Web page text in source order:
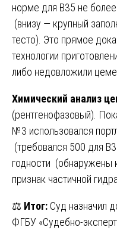
норме для В35 не
(внизу — крупный
тесто). Это прямое
технологии
либо недовложили
Химический анализ
(рентгенофазовый).
№3 использовался
(требовался 500 для
годности (обнаружены
признак частичной
⚖️ Итог: Суд назначил
ФГБУ «Судебно-